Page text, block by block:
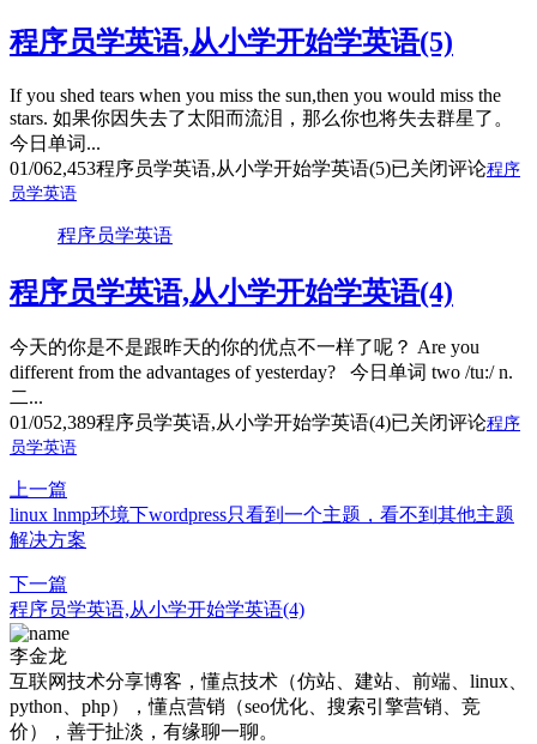
程序员学英语,从小学开始学英语(5)
If you shed tears when you miss the sun,then you would miss the
stars. 如果你因失去了太阳而流泪，那么你也将失去群星了。
今日单词...
01/062,453程序员学英语,从小学开始学英语(5)已关闭评论程序
员学英语
程序员学英语
程序员学英语,从小学开始学英语(4)
今天的你是不是跟昨天的你的优点不一样了呢？ Are you
different from the advantages of yesterday? 今日单词 two /tu:/ n.
二...
01/052,389程序员学英语,从小学开始学英语(4)已关闭评论程序
员学英语
上一篇
linux lnmp环境下wordpress只看到一个主题，看不到其他主题
解决方案
下一篇
程序员学英语,从小学开始学英语(4)
李金龙
互联网技术分享博客，懂点技术（仿站、建站、前端、linux、
python、php），懂点营销（seo优化、搜索引擎营销、竞
价），善于扯淡，有缘聊一聊。